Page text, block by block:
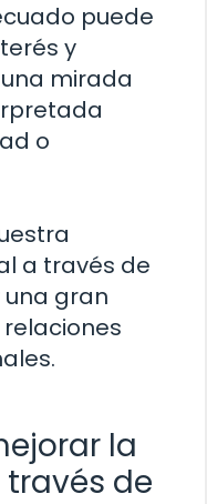
puede
y
mirada
o
a través de
gran
la
de